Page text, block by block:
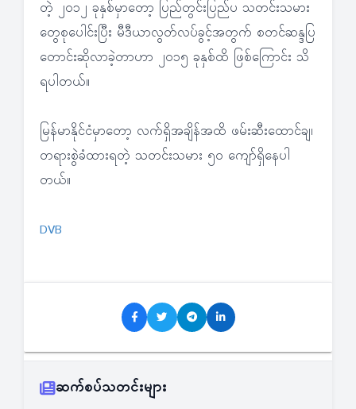
တဲ့ ၂၀၁၂ ခုနှစ်မှာတော့ ပြည်တွင်းပြည်ပ သတင်းသမား
တွေစုပေါင်းပြီး မီဒီယာလွတ်လပ်ခွင့်အတွက် စတင်ဆန္ဒပြ
တောင်းဆိုလာခဲ့တာဟာ ၂၀၁၅ ခုနှစ်ထိ ဖြစ်ကြောင်း သိ
ရပါတယ်။
မြန်မာနိုင်ငံမှာတော့ လက်ရှိအချိန်အထိ ဖမ်းဆီးထောင်ချ၊
တရားစွဲခံထားရတဲ့ သတင်းသမား ၅၀ ကျော်ရှိနေပါ
တယ်။
DVB
ဆက်စပ်သတင်းများ